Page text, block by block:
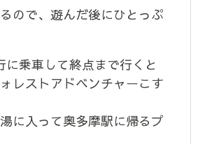
ので、遊んだ後にひとっぷ
乗車して終点まで行くと
レストアドベンチャーこす
に入って奥多摩駅に帰るプ